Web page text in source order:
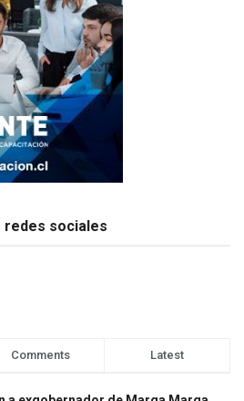
redes sociales
Comments Latest